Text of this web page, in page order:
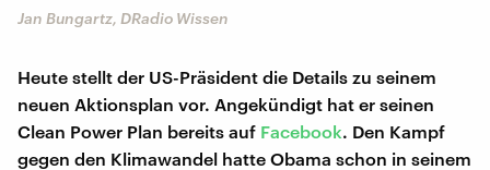
Jan Bungartz, DRadio Wissen
Heute stellt der US-Präsident die Details zu seinem
neuen Aktionsplan vor. Angekündigt hat er seinen
Clean Power Plan bereits auf Facebook. Den Kampf
gegen den Klimawandel hatte Obama schon in seinem